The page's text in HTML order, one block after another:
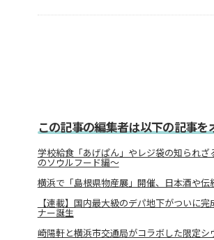
この記事の編集者は以下の記事を
学校給食「あげぱん」やレジ袋の知られ
のソウルフード編～
横浜で「島根県物産展」開催、日本酒や伝
【連載】国内最大級のデパ地下がついに
ナー誕生
崎陽軒と横浜市交通局がコラボした限定